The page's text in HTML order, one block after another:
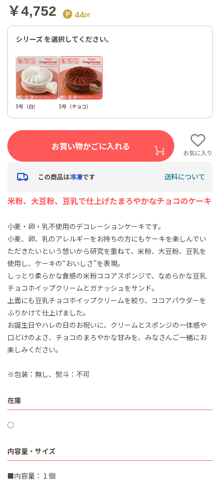
￥4,752 44
シリーズ を選択してください。
5号（白） 5号（チョコ）
お買い物かごに入れる
お気に入り
この商品は冷凍です 送料について
米粉、大豆粉、豆乳で仕上げたまろやかなチョコのケーキ
小麦・卵・乳不使用のデコレーションケーキです。
小麦、卵、乳のアレルギーをお持ちの方にもケーキを楽しんでい
ただきたいという想いから研究を重ねて、米粉、大豆粉、豆乳を
使用し、ケーキの“おいしさ”を表現。
しっとり柔らかな食感の米粉ココアスポンジで、なめらかな豆乳
チョコホイップクリームとガナッシュをサンド。
上面にも豆乳チョコホイップクリームを絞り、ココアパウダーを
ふりかけて仕上げました。
お誕生日やハレの日のお祝いに、クリームとスポンジの一体感や
口どけのよさ、チョコのまろやかな甘みを、みなさんご一緒にお
楽しみください。
※包装：無し、熨斗：不可
在庫
○
内容量・サイズ
■内容量：１個